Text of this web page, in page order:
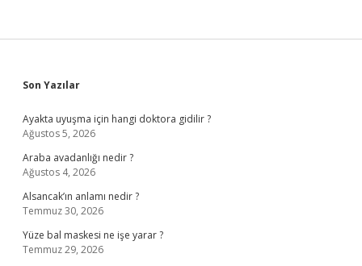
Sidebar
Son Yazılar
Ayakta uyuşma için hangi doktora gidilir ?
Ağustos 5, 2026
Araba avadanlığı nedir ?
Ağustos 4, 2026
Alsancak’ın anlamı nedir ?
Temmuz 30, 2026
Yüze bal maskesi ne işe yarar ?
Temmuz 29, 2026